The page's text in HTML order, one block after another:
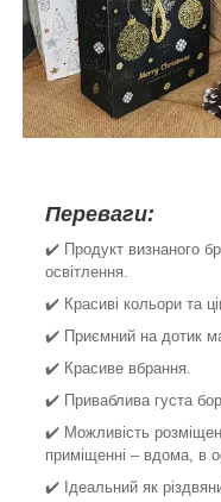
Переваги:
✔️ Продукт визнаного
освітлення.
✔️ Красиві кольори та
✔️ Приємний на дотик
✔️ Красиве вбрання.
✔️ Приваблива густа
✔️ Можливість
приміщенні – вдома, в
✔️ Ідеальний як